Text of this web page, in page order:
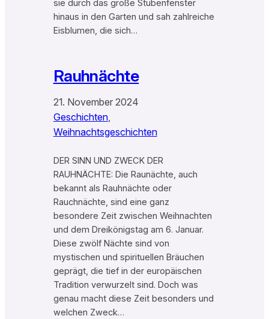
sie durch das große Stubenfenster
hinaus in den Garten und sah zahlreiche
Eisblumen, die sich…
Rauhnächte
21. November 2024
Geschichten
Weihnachtsgeschichten
DER SINN UND ZWECK DER
RAUHNÄCHTE: Die Raunächte, auch
bekannt als Rauhnächte oder
Rauchnächte, sind eine ganz
besondere Zeit zwischen Weihnachten
und dem Dreikönigstag am 6. Januar.
Diese zwölf Nächte sind von
mystischen und spirituellen Bräuchen
geprägt, die tief in der europäischen
Tradition verwurzelt sind. Doch was
genau macht diese Zeit besonders und
welchen Zweck…